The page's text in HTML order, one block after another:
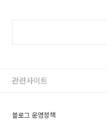
인 것은 물론, 계속 거닐다 보면
다. 또, 휠체어..
블로그 운영정책
관련사이트